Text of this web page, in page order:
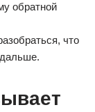
обратной
что